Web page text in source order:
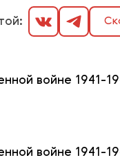
войне 1941-
войне 1941-